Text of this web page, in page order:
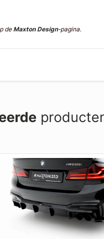
deMaxton Design-pagina.